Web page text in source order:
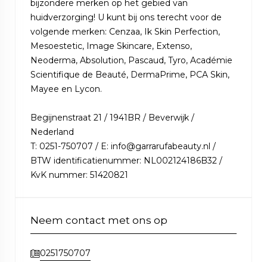
bijzondere merken op het gebied van
huidverzorging! U kunt bij ons terecht voor de
volgende merken: Cenzaa, Ik Skin Perfection,
Mesoestetic, Image Skincare, Extenso,
Neoderma, Absolution, Pascaud, Tyro, Académie
Scientifique de Beauté, DermaPrime, PCA Skin,
Mayee en Lycon.
Begijnenstraat 21 / 1941BR / Beverwijk /
Nederland
T: 0251-750707 / E: info@garrarufabeauty.nl /
BTW identificatienummer: NL002124186B32 /
KvK nummer: 51420821
Neem contact met ons op
0251750707